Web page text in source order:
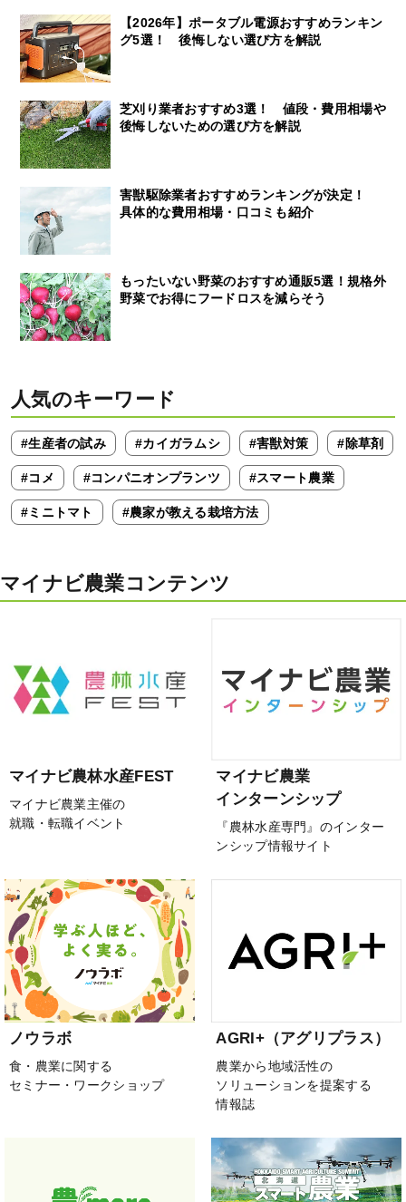
【2026年】ポータブル電源おすすめランキン
グ5選！ 後悔しない選び方を解説
芝刈り業者おすすめ3選！ 値段・費用相場や
後悔しないための選び方を解説
害獣駆除業者おすすめランキングが決定！
具体的な費用相場・口コミも紹介
もったいない野菜のおすすめ通販5選！規格外
野菜でお得にフードロスを減らそう
人気のキーワード
#生産者の試み #カイガラムシ #害獣対策 #除草剤
#コメ #コンパニオンプランツ #スマート農業
#ミニトマト #農家が教える栽培方法
マイナビ農業コンテンツ
マイナビ農林水産FEST
マイナビ農業主催の
就職・転職イベント
マイナビ農業
インターンシップ
『農林水産専門』のインター
ンシップ情報サイト
ノウラボ
食・農業に関する
セミナー・ワークショップ
AGRI+（アグリプラス）
農業から地域活性の
ソリューションを提案する
情報誌